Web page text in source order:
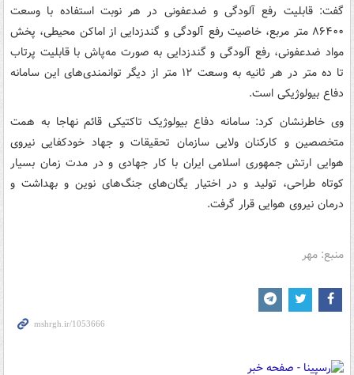
گفت: قابلیت رفع آلودگی و ضدعفونی در هر نوبت استفاده با وسعت
۸۶۴۰۰ متر مربع، خاصیت رفع آلودگی و گندزدایی از اماکن محیطی، پخش
مواد ضدعفونی، رفع آلودگی و گندزدایی به صورت مه‌پاش با قابلیت پرتاب
تا ده متر در هر ثانیه به وسعت ۱۲ متر از دیگر توانمندی‌های این سامانه
دفاع بیولوژیکی است.
وی خاطرنشان کرد: سامانه دفاع بیولوژیک تاکتیکی قائم نهاجا به همت
متخصصین و کارکنان ولایی سازمان تحقیقات و جهاد خودکفایی نیروی
هوایی ارتش جمهوری اسلامی ایران با کار جهادی و در مدت زمان بسیار
کوتاه طراحی، تولید و در اختیار یگان‌های جنگ‌های نوین و بهداشت و
درمان نیروی هوایی قرار گرفت.
منبع: مهر